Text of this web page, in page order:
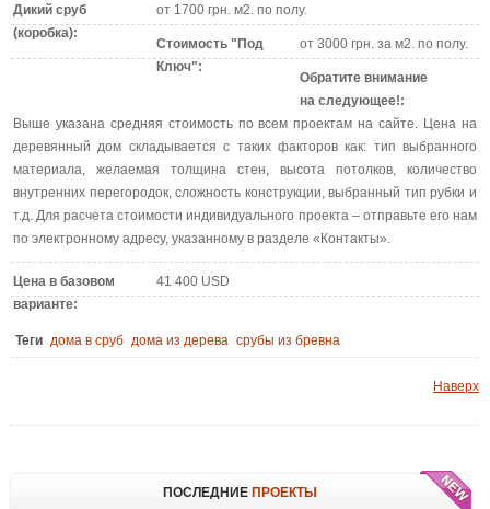
Дикий сруб
(коробка):
от 1700 грн. м2. по полу.
Стоимость "Под
Ключ":
от 3000 грн. за м2. по полу.
Обратите внимание
на следующее!:
Выше указана средняя стоимость по всем проектам на сайте. Цена на
деревянный дом складывается с таких факторов как: тип выбранного
материала, желаемая толщина стен, высота потолков, количество
внутренних перегородок, сложность конструкции, выбранный тип рубки и
т.д. Для расчета стоимости индивидуального проекта – отправьте его нам
по электронному адресу, указанному в разделе «Контакты».
Цена в базовом
варианте:
41 400 USD
Теги дома в сруб дома из дерева срубы из бревна
Наверх
ПОСЛЕДНИЕПРОЕКТЫ